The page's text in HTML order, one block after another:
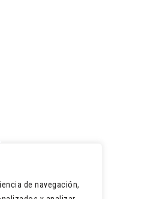
de navegación,